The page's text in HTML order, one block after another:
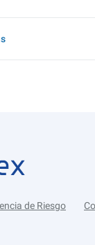
de Riesgo